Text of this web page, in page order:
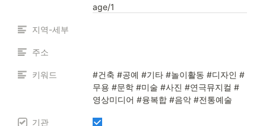
age/1
지역-세부
주소
키워드
#건축 #공예 #기타 #놀이활동 #디자인 #
무용 #문학 #미술 #사진 #연극뮤지컬 #
영상미디어 #융복합 #음악 #전통예술
기관